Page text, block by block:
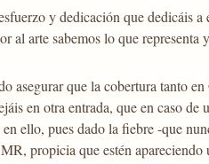
y dedicación que dedicáis
al arte sabemos lo que
asegurar que la cobertura tanto
en otra entrada, que en caso
ello, pues dado la fiebre -que
propicia que estén